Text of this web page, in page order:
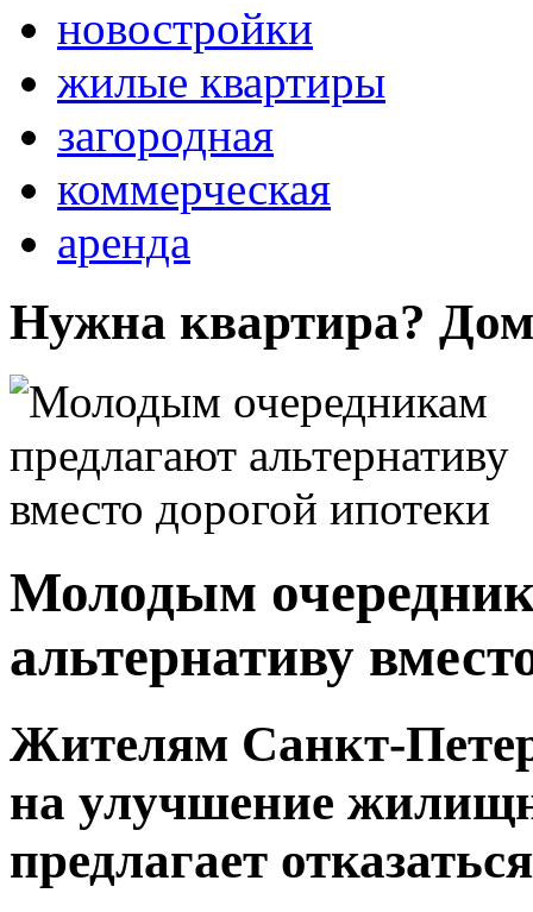
новостройки
жилые квартиры
загородная
коммерческая
аренда
Нужна квартира?
Молодым
альтернативу
Жителям Санкт-
на улучшение
предлагает